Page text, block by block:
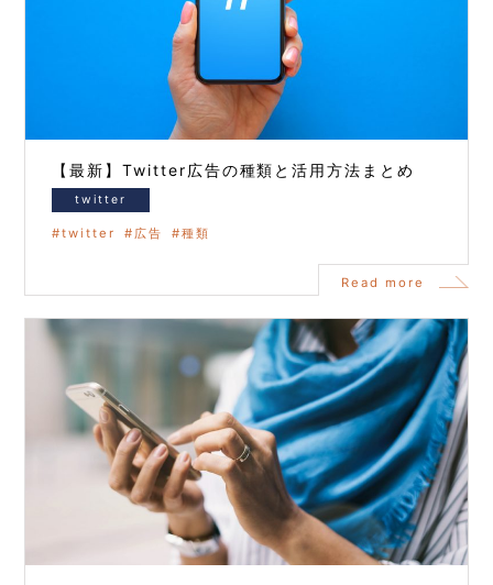
【最新】Twitter広告の種類と活用方法まとめ
twitter
twitter 広告 種類
Read more